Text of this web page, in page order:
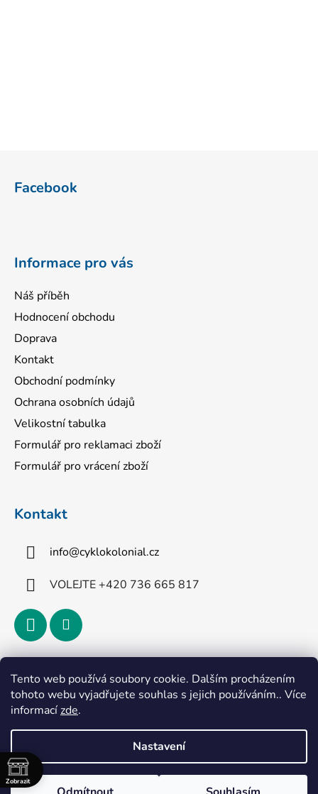
Tento web používá soubory cookie. Dalším procházením
tohoto webu vyjadřujete souhlas s jejich používáním.. Více
informacízde.
Nastavení
Facebook
Informace pro vás
Náš příběh
Hodnocení obchodu
Doprava
Kontakt
Obchodní podmínky
Ochrana osobních údajů
Velikostní tabulka
Formulář pro reklamaci zboží
Formulář pro vrácení zboží
Kontakt
info@cyklokolonial.cz
VOLEJTE +420 736 665 817
Přijímáme online platby
Vytvořil Shoptet
Zobrazit